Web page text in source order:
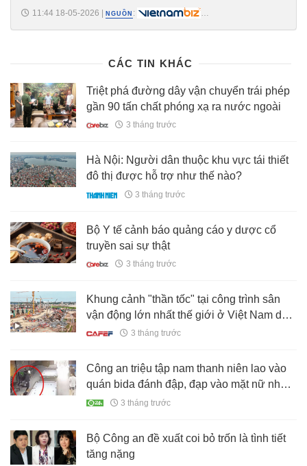
11:44 18-05-2026 | NGUỒN :
CÁC TIN KHÁC
Triệt phá đường dây vận chuyển trái phép
gần 90 tấn chất phóng xạ ra nước ngoài
3 tháng trước
Hà Nội: Người dân thuộc khu vực tái thiết
đô thị được hỗ trợ như thế nào?
3 tháng trước
Bộ Y tế cảnh báo quảng cáo y dược cổ
truyền sai sự thật
3 tháng trước
Khung cảnh "thần tốc" tại công trình sân
vận động lớn nhất thế giới ở Việt Nam do
Vingroup xây dựng
3 tháng trước
Công an triệu tập nam thanh niên lao vào
quán bida đánh đập, đạp vào mặt nữ nhân
viên
3 tháng trước
Bộ Công an đề xuất coi bỏ trốn là tình tiết
tăng nặng